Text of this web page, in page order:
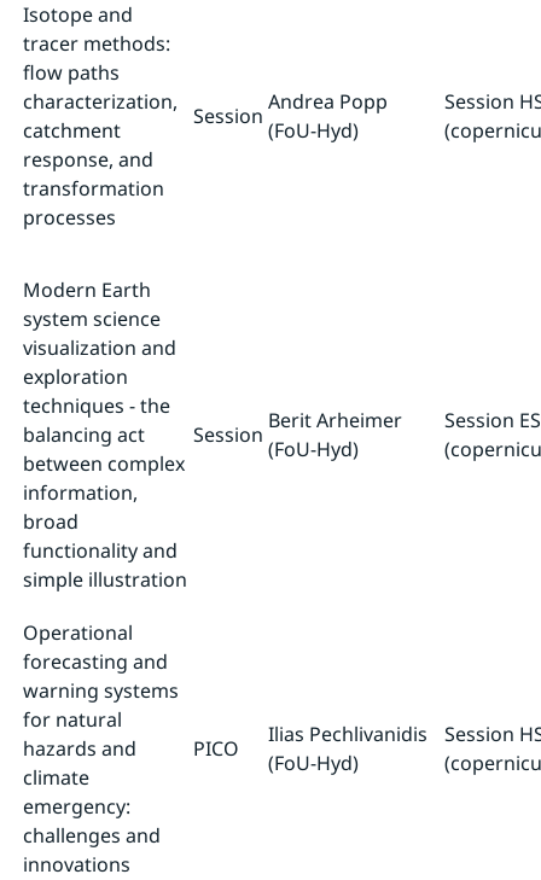
Isotope and
tracer methods:
flow paths
characterization,
catchment
response, and
transformation
processes
Session
Andrea Popp
(FoU-Hyd)
Session
Modern Earth
system science
visualization and
exploration
techniques - the
balancing act
between complex
information,
broad
functionality and
simple illustration
Session
Berit Arheimer
(FoU-Hyd)
Session
Operational
forecasting and
warning systems
for natural
hazards and
climate
emergency:
challenges and
innovations
PICO
Ilias Pechlivanidis
(FoU-Hyd)
Session